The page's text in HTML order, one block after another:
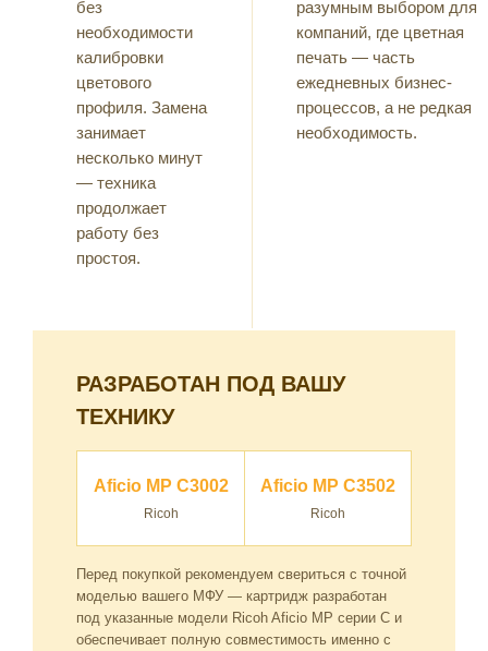
без
необходимости
калибровки
цветового
профиля. Замена
занимает
несколько минут
— техника
продолжает
работу без
простоя.
разумным выбором для
компаний, где цветная
печать — часть
ежедневных бизнес-
процессов, а не редкая
необходимость.
РАЗРАБОТАН ПОД ВАШУ
ТЕХНИКУ
Aficio MP C3002
Ricoh
Aficio MP C3502
Ricoh
Перед покупкой рекомендуем свериться с точной
моделью вашего МФУ — картридж разработан
под указанные модели Ricoh Aficio MP серии C и
обеспечивает полную совместимость именно с